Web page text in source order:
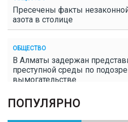
Пресечены факты
азота в столице
ОБЩЕСТВО
В Алматы задержан
преступной среды по
вымогательстве
ОБЩЕСТВО
ПОПУЛЯРНО